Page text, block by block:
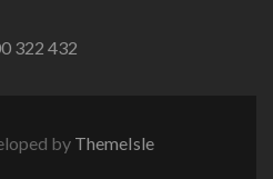
322 432
by ThemeIsle